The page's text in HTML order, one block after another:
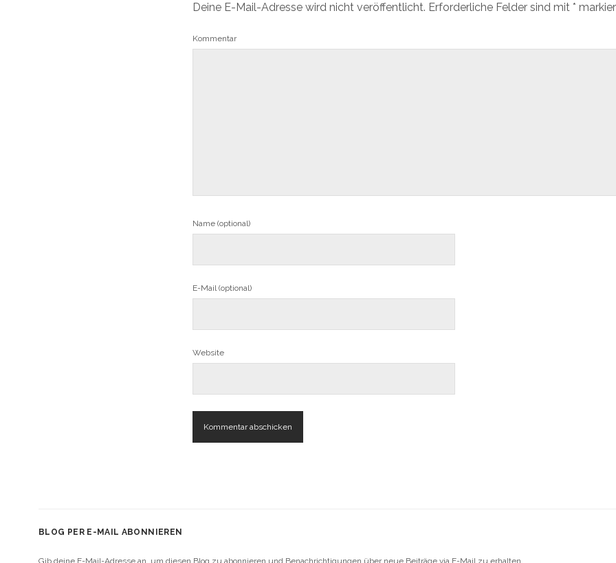
Deine E-Mail-Adresse wird nicht veröffentlicht. Erforderliche Felder sind mit *
Kommentar
Name (optional)
E-Mail (optional)
Website
BLOG PER E-MAIL ABONNIEREN
Gib deine E-Mail-Adresse an, um diesen Blog zu abonnieren und Benachrichtigungen über neue Beiträge via E-Mail zu erhalten.